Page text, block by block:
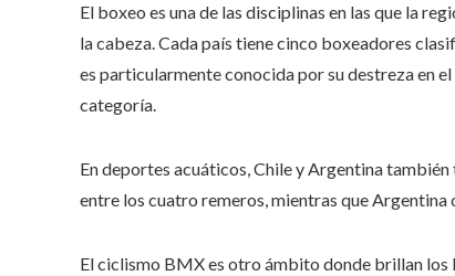
El boxeo es una de las disciplinas en las que la
la cabeza. Cada país tiene cinco boxeadores
es particularmente conocida por su destreza en
categoría.
En deportes acuáticos, Chile y Argentina también
entre los cuatro remeros, mientras que
El ciclismo BMX es otro ámbito donde brillan los